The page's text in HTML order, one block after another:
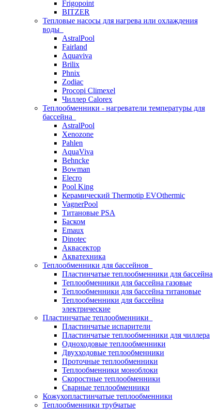
Frigopoint
BITZER
Тепловые насосы для нагрева или охлаждения
воды
AstralPool
Fairland
Aquaviva
Brilix
Phnix
Zodiac
Procopi Climexel
Чиллер Calorex
Теплообменники - нагреватели температуры для
бассейна
AstralPool
Xenozone
Pahlen
AquaViva
Behncke
Bowman
Elecro
Pool King
Керамический Thermotip EVOthermic
VagnerPool
Титановые PSA
Баском
Emaux
Dinotec
Аквасектор
Акватехника
Теплообменники для бассейнов
Пластинчатые теплообменники для бассейна
Теплообменники для бассейна газовые
Теплообменники для бассейна титановые
Теплообменники для бассейна
электрические
Пластинчатые теплообменники
Пластинчатые испарители
Пластинчатые теплообменники для чиллера
Одноходовые теплообменники
Двухходовые теплообменники
Проточные теплообменники
Теплообменники моноблоки
Скоростные теплообменники
Сварные теплообменники
Кожухопластинчатые теплообменники
Теплообменники трубчатые